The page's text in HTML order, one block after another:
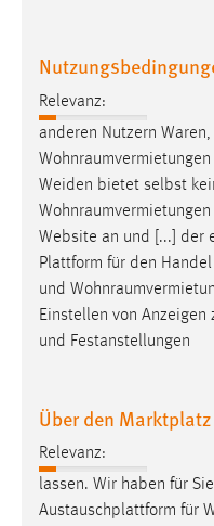
Relevanz:
anderen Nutzern
Wohnraumvermietungen
Weiden bietet selbst
Wohnraumvermietungen
Website an und [...] der
Plattform für den
und
Einstellen von
und Festanstellungen
Über den Marktplatz
Relevanz:
lassen. Wir haben für
Austauschplattform für